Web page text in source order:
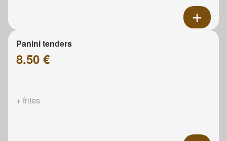
Panini tenders
8.50 €
+ frites